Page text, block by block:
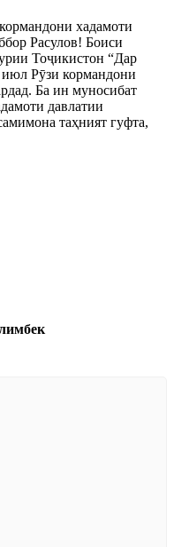
хадамоти
Расулов! Боиси
Тоҷикистон “Дар
Рӯзи кормандони
Ба ин муносибат
давлатии
таҳният гуфта,